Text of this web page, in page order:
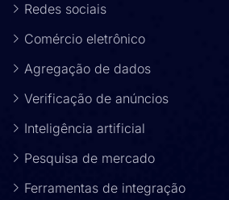
Redes sociais
Comércio eletrônico
Agregação de dados
Verificação de anúncios
Inteligência artificial
Pesquisa de mercado
Ferramentas de integração